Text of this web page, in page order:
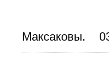
Максаковы.